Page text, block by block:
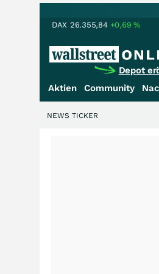
DAX 26.355,84 +0,69%
Depot
Aktien Community
NEWS TICKER